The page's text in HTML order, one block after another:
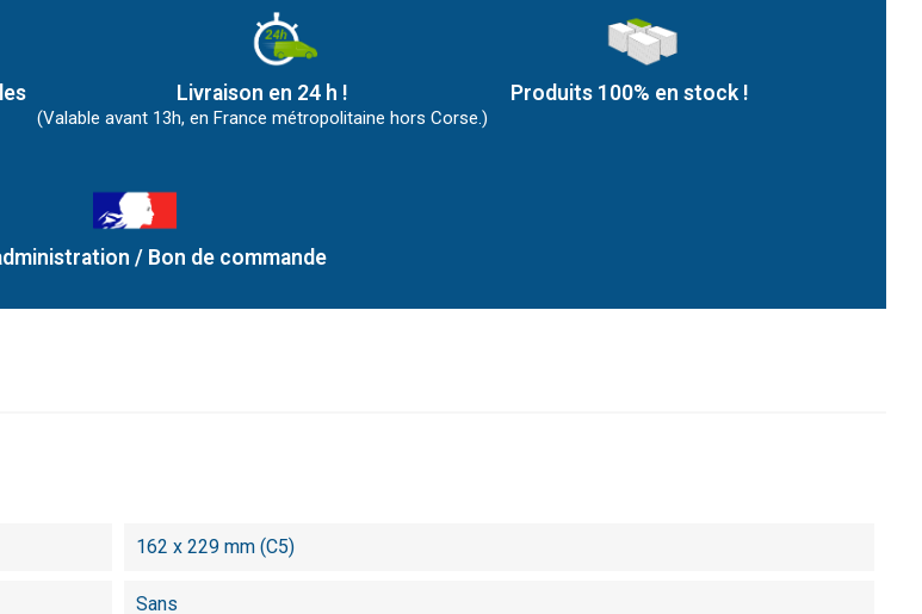
Livraison en 24 h !
(Valable avant 13h, en France métropolitaine hors Corse.)
Produits 100% en stock !
/ Bon de commande
162 x 229 mm (C5)
Sans